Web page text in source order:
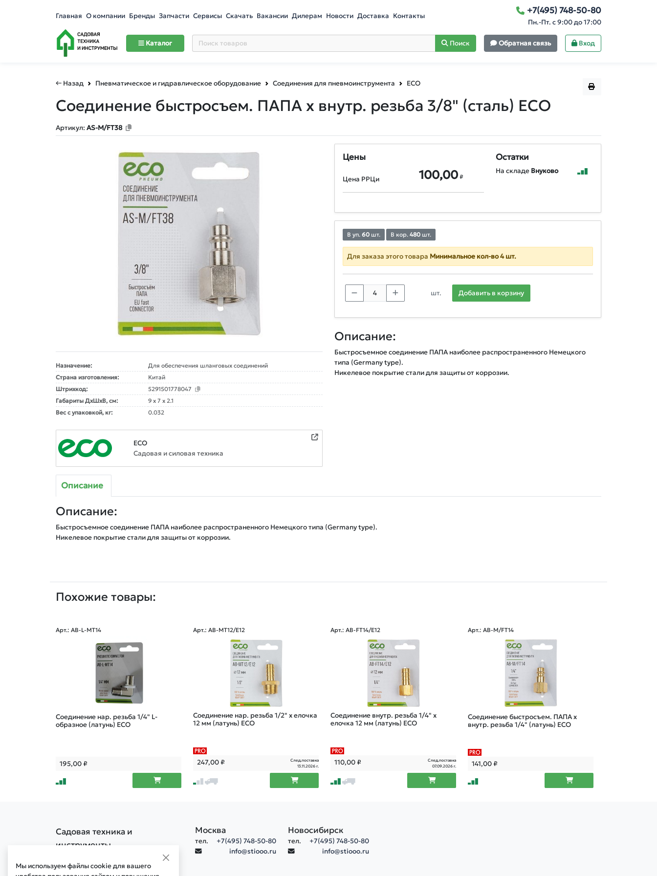
Главная О компании Бренды Запчасти Сервисы Скачать Вакансии Дилерам Новости Доставка Контакты +7(495) 748-50-80
Пн.-Пт. с 9:00 до 17:00
Каталог Поиск Обратная связь Вход
← Назад Пневматическое и гидравлическое оборудование Соединения для пневмоинструмента ECO
Соединение быстросъем. ПАПА х внутр. резьба 3/8" (сталь) ECO
Артикул: AS-M/FT38
Назначение:
Для обеспечения шланговых соединений
Страна изготовления:
Китай
Штрихкод:
5291501778047
Габариты ДxШxВ, см:
9 x 7 x 2.1
Вес с упаковкой, кг:
0.032
ECO
Садовая и силовая техника
Цены
Цена РРЦи 100,00 ₽
Остатки
На складе Внуково
В уп. 60 шт. В кор. 480 шт.
Для заказа этого товара Минимальное кол-во 4 шт.
шт. Добавить в корзину
Описание:
Быстросъемное соединение ПАПА наиболее распространенного Немецкого
типа (Germany type).
Никелевое покрытие стали для защиты от коррозии.
Описание
Описание:
Быстросъемное соединение ПАПА наиболее распространенного Немецкого типа (Germany type).
Никелевое покрытие стали для защиты от коррозии.
Похожие товары:
Арт.: AB-L-MT14
Соединение нар. резьба 1/4" L-
образное (латунь) ECO
195,00₽
Арт.: AB-MT12/E12
Соединение нар. резьба 1/2" х елочка
12 мм (латунь) ECO
247,00₽
След.поставка
13.11.2026 г.
Арт.: AB-FT14/E12
Соединение внутр. резьба 1/4" х
елочка 12 мм (латунь) ECO
110,00₽
След.поставка
07.09.2026 г.
Арт.: AB-M/FT14
Соединение быстросъем. ПАПА х
внутр. резьба 1/4" (латунь) ECO
141,00₽
Мы используем файлы cookie для вашего
Садовая техника и
инструменты
Политика обработки cookie
Москва
тел.
+7(495) 748-50-80
info@stiooo.ru
Новосибирск
тел.
+7(495) 748-50-80
info@stiooo.ru